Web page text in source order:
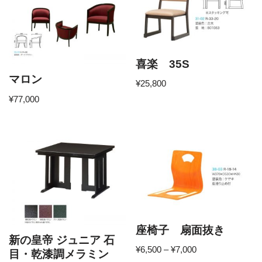
マロン
¥77,000
喜楽 35S
¥25,800
新の皇帝 ジュニア 石
目・乾漆調メラミン
座椅子 扇面抜き
¥6,500 –¥7,000